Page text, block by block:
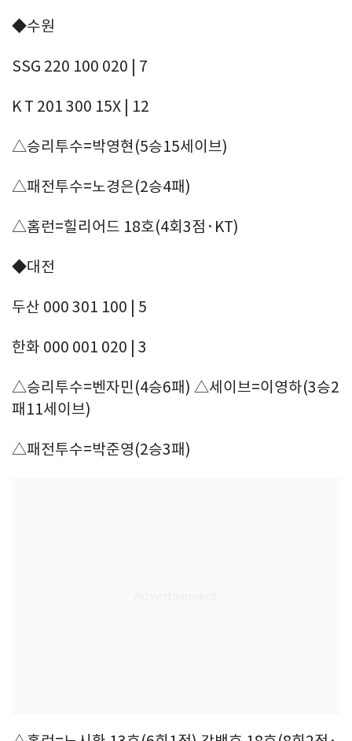
◆수원
SSG 220 100 020 | 7
K T 201 300 15X | 12
△승리투수=박영현(5승15세이브)
△패전투수=노경은(2승4패)
△홈런=힐리어드 18호(4회3점·KT)
◆대전
두산 000 301 100 | 5
한화 000 001 020 | 3
△승리투수=벤자민(4승6패) △세이브=이영하(3승2
패11세이브)
△패전투수=박준영(2승3패)